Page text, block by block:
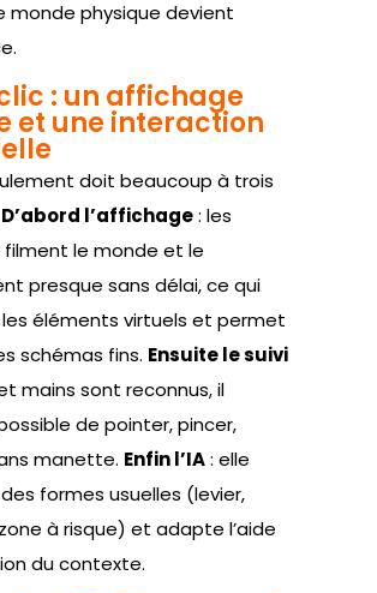
monde physique devient
: un affichage
et une interaction
doit beaucoup à trois
D’abord l’affichage: les
filment le monde et le
presque sans délai, ce qui
éléments virtuels et permet
schémas fins. Ensuite le suivi
mains sont reconnus, il
de pointer, pincer,
manette. Enfin l’IA: elle
formes usuelles (levier,
à risque) et adapte l’aide
du contexte.